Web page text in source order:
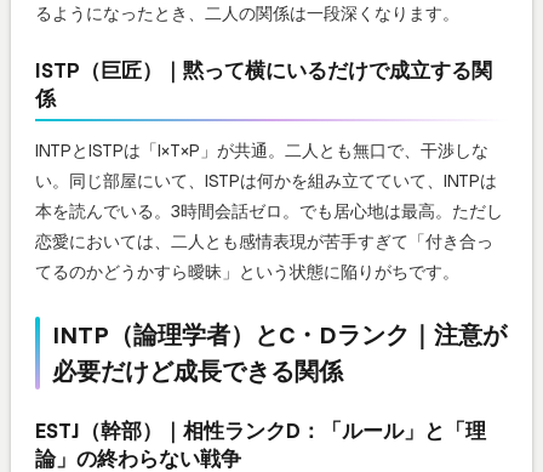
るようになったとき、二人の関係は一段深くなります。
ISTP（巨匠）｜黙って横にいるだけで成立する関
係
INTPとISTPは「I×T×P」が共通。二人とも無口で、干渉しな
い。同じ部屋にいて、ISTPは何かを組み立てていて、INTPは
本を読んでいる。3時間会話ゼロ。でも居心地は最高。ただし
恋愛においては、二人とも感情表現が苦手すぎて「付き合っ
てるのかどうかすら曖昧」という状態に陥りがちです。
INTP（論理学者）とC・Dランク｜注意が
必要だけど成長できる関係
ESTJ（幹部）｜相性ランクD：「ルール」と「理
論」の終わらない戦争